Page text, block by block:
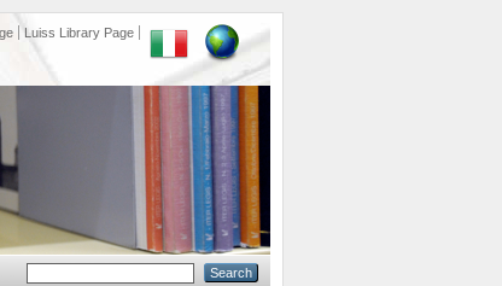
Luiss Library Page